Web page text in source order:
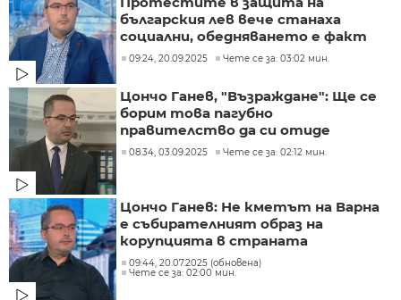
българския лев вече станаха
социални, обедняването е факт
09:24, 20.09.2025 Чете се за: 03:02 мин.
Цончо Ганев, "Възраждане": Ще се
борим това пагубно
правителство да си отиде
08:34, 03.09.2025 Чете се за: 02:12 мин.
Цончо Ганев: Не кметът на Варна
е събирателният образ на
корупцията в страната
09:44, 20.07.2025 (обновена)
Чете се за: 02:00 мин.